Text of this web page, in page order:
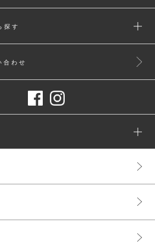
探す
合わせ